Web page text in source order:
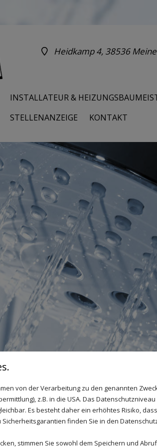
Heidkamp 4, 38536
INSTALLATEUR &
STELLENANZEIGE
KONTAKT
IN
von der Verarbeitung zu den genannten
z.B. in die USA. Das
Es besteht daher ein erhöhtes Risiko,
finden Sie in den
stimmen Sie sowohl dem Speichern und